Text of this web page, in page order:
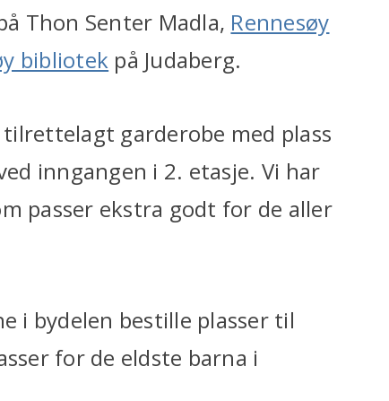
Thon Senter Madla, Rennesøy
bibliotek på Judaberg.
garderobe med plass
inngangen i 2. etasje. Vi har
passer ekstra godt for de aller
i bydelen bestille plasser til
for de eldste barna i